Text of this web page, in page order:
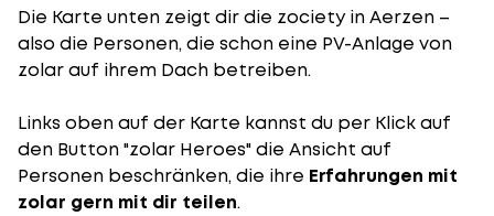
Die Karte unten zeigt dir die zociety in Aerzen –
also die Personen, die schon eine PV-Anlage von
zolar auf ihrem Dach betreiben.
Links oben auf der Karte kannst du per Klick auf
den Button "zolar Heroes" die Ansicht auf
Personen beschränken, die ihre Erfahrungen mit
zolar gern mit dir teilen.